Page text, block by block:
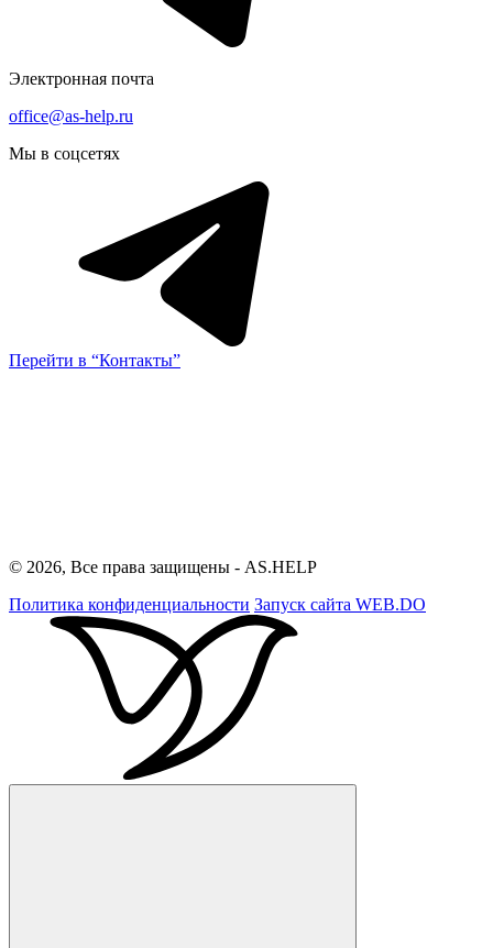
Электронная почта
office@as-help.ru
Мы в соцсетях
Перейти в “Контакты”
© 2026, Все права защищены - AS.HELP
Политика конфиденциальности Запуск сайта WEB.DO